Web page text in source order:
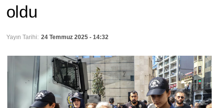
oldu
Yayın Tarihi: 24 Temmuz 2025 - 14:32